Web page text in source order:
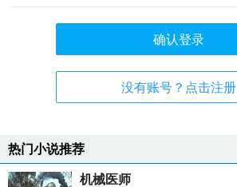
确认登录
没有账号？点击注册
热门小说推荐
机械医师